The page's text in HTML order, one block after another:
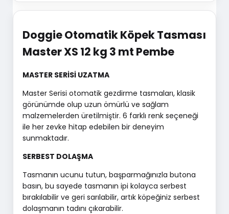
Doggie Otomatik Köpek Tasması
Master XS 12 kg 3 mt Pembe
MASTER SERİSİ UZATMA
Master Serisi otomatik gezdirme tasmaları, klasik
görünümde olup uzun ömürlü ve sağlam
malzemelerden üretilmiştir. 6 farklı renk seçeneği
ile her zevke hitap edebilen bir deneyim
sunmaktadır.
SERBEST DOLAŞMA
Tasmanın ucunu tutun, başparmağınızla butona
basın, bu sayede tasmanın ipi kolayca serbest
bırakılabilir ve geri sarılabilir, artık köpeğiniz serbest
dolaşmanın tadını çıkarabilir.